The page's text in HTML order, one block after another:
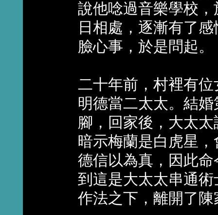
說他唸過音樂學校
日相處，逐漸有了
臉心事，於是問起。
二十年前，村裡有
明德當二太太。結
腳，回家後，大太
暗示梅蘭是白虎星
德信以為真，因此
到這是大太太串通
作法之下，離開了陳